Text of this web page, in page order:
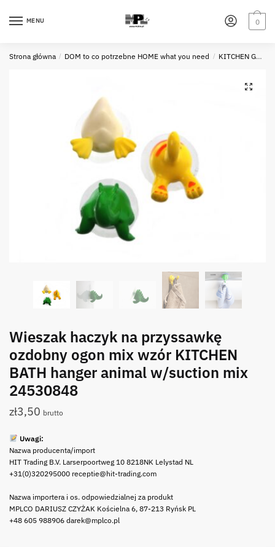
MENU 0
Strona główna / DOM to co potrzebne HOME what you need / KITCHEN GADGETS - KUCHENNE GADGETY
Wieszak haczyk na przyssawkę
ozdobny ogon mix wzór KITCHEN
BATH hanger animal w/suction mix
24530848
zł3,50 brutto
Uwagi:
Nazwa producenta/import
HIT Trading B.V. Larserpoortweg 10 8218NK Lelystad NL
+31(0)320295000 receptie@hit-trading.com
Nazwa importera i os. odpowiedzialnej za produkt
MPLCO DARIUSZ CZYŻAK Kościelna 6, 87-213 Ryńsk PL
+48 605 988906 darek@mplco.pl